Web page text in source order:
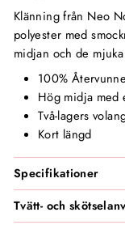
Klänning från Neo
polyester med
midjan och de
100%
Hög midja med
Två-lagers
Kort längd
Specifikationer
Tvätt- och